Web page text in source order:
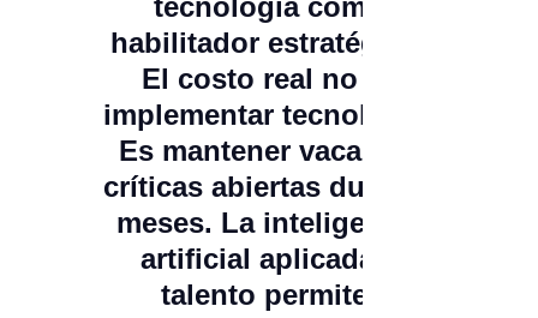
tecnología como
habilitador estratégico.
El costo real no es
implementar tecnología.
Es mantener vacantes
críticas abiertas durante
meses. La inteligencia
artificial aplicada a
talento permite: